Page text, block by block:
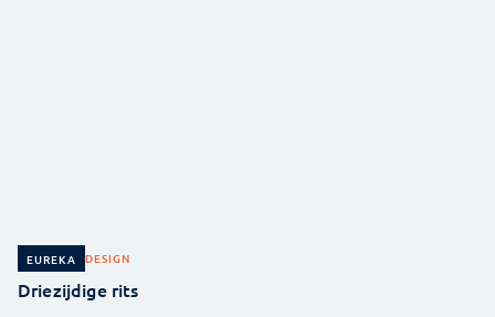
EUREKA DESIGN
Driezijdige rits